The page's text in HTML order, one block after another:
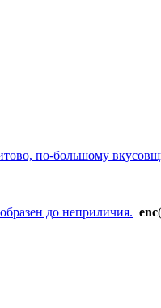
по-большому
до неприличия. enc